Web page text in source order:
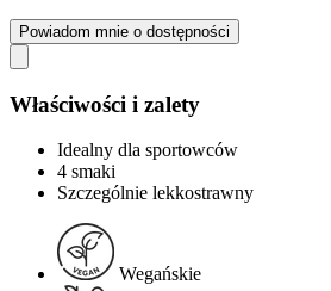
Powiadom mnie o dostępności
Właściwości i zalety
Idealny dla sportowców
4 smaki
Szczególnie lekkostrawny
Wegańskie